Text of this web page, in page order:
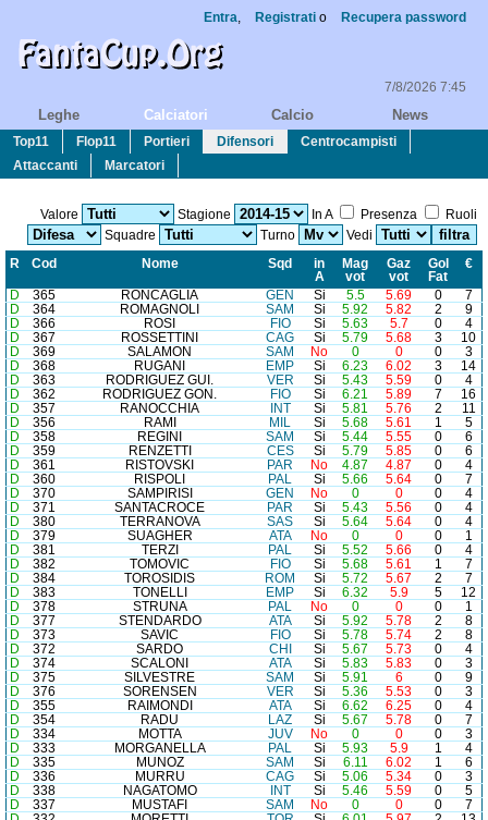
Entra, Registrati o Recupera password
7/8/2026 7:45
Leghe Calciatori Calcio News
Top11 Flop11 Portieri Difensori
Centrocampisti
Attaccanti
Marcatori
Valore Stagione In A Presenza
Ruoli
Squadre
Turno
Vedi
R
Cod Nome Sqd
in
A
Mag
vot
Gaz
vot
Gol
Fat
€
D 365 RONCAGLIA GEN Si 5.5 5.69 0
7
D
364 ROMAGNOLI SAM Si 5.92 5.82 2
9
D
366 ROSI FIO Si 5.63 5.7 0
4
D
367 ROSSETTINI CAG Si 5.79 5.68 3
10
D
369 SALAMON SAM No 0 0 0
3
D
368 RUGANI EMP Si 6.23 6.02 3
14
D
363 RODRIGUEZ GUI. VER Si 5.43 5.59 0
4
D
362 RODRIGUEZ GON. FIO Si 6.21 5.89 7
16
D
357 RANOCCHIA INT Si 5.81 5.76 2
11
D
356 RAMI MIL Si 5.68 5.61 1
5
D
358 REGINI SAM Si 5.44 5.55 0
6
D
359 RENZETTI CES Si 5.79 5.85 0
6
D
361 RISTOVSKI PAR No 4.87 4.87 0
4
D
360 RISPOLI PAL Si 5.66 5.64 0
7
D
370 SAMPIRISI GEN No 0 0 0
4
D
371 SANTACROCE PAR Si 5.43 5.56 0
4
D
380 TERRANOVA SAS Si 5.64 5.64 0
4
D
379 SUAGHER ATA No 0 0 0
1
D
381 TERZI PAL Si 5.52 5.66 0
4
D
382 TOMOVIC FIO Si 5.68 5.61 1
7
D
384 TOROSIDIS ROM Si 5.72 5.67 2
7
D
383 TONELLI EMP Si 6.32 5.9 5
12
D
378 STRUNA PAL No 0 0 0
1
D
377 STENDARDO ATA Si 5.92 5.78 2
8
D
373 SAVIC FIO Si 5.78 5.74 2
8
D
372 SARDO CHI Si 5.67 5.73 0
4
D
374 SCALONI ATA Si 5.83 5.83 0
3
D
375 SILVESTRE SAM Si 5.91 6 0
9
D
376 SORENSEN VER Si 5.36 5.53 0
3
D
355 RAIMONDI ATA Si 6.62 6.25 0
4
D
354 RADU LAZ Si 5.67 5.78 0
7
D
334 MOTTA JUV No 0 0 0
3
D
333 MORGANELLA PAL Si 5.93 5.9 1
4
D
335 MUNOZ SAM Si 6.11 6.02 1
6
D
336 MURRU CAG Si 5.06 5.34 0
3
D
338 NAGATOMO INT Si 5.46 5.59 0
5
D
337 MUSTAFI SAM No 0 0 0
7